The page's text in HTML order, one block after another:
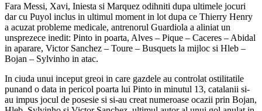
Fara Messi, Xavi, Iniesta si Marquez odihniti dupa ultimele jocuri
dar cu Puyol inclus in ultimul moment in lot dupa ce Thierry Henry
a acuzat probleme medicale, antrenorul Guardiola a aliniat un
unsprezece inedit: Pinto in poarta, Alves – Pique – Caceres – Abidal
in aparare, Victor Sanchez – Toure – Busquets la mijloc si Hleb –
Bojan – Sylvinho in atac.
In ciuda unui inceput greoi in care gazdele au controlat ostilitatile
punand o data in pericol poarta lui Pinto in minutul 13, catalanii si-
au impus jocul de posesie si si-au creat numeroase ocazii prin Bojan,